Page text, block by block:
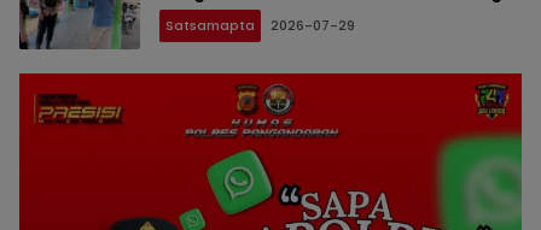
Hari Aman
Satsamapta 2026-07-29